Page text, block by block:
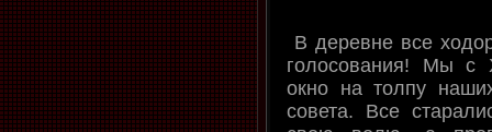
В деревне все
голосования! Мы с
окно на толпу
совета. Все